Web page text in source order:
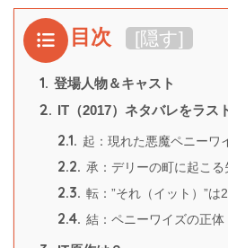
目次 [隠す]
1. 登場人物＆キャスト
2. IT（2017）ネタバレをラス
2.1. 起：現れた悪魔ペニーワ
2.2. 承：デリーの町に起こる
2.3. 転：”それ（イット）”は
2.4. 結：ペニーワイズの正体